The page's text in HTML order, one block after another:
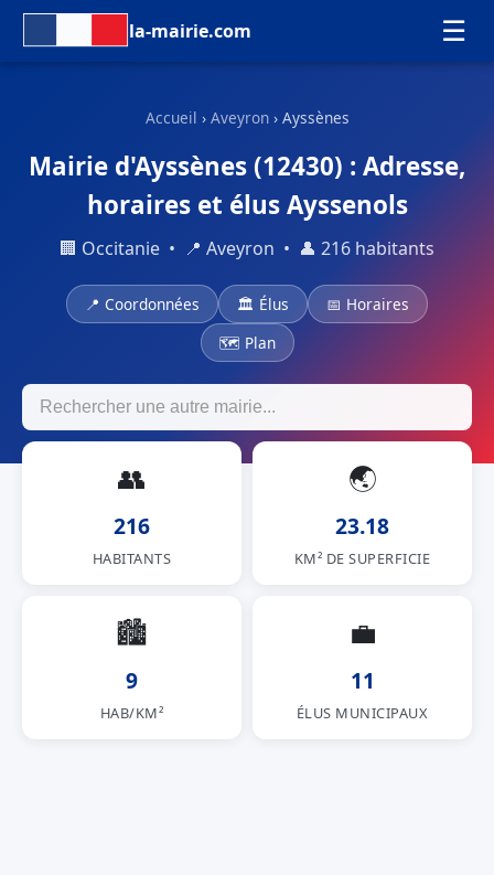
la-mairie.com ☰
Accueil › Aveyron› Ayssènes
Mairie d'Ayssènes (12430) : Adresse,
horaires et élus Ayssenols
🏢 Occitanie • 📍 Aveyron • 👤 216 habitants
📍 Coordonnées 🏛 Élus
📅 Horaires
🗺 Plan
👥
216
HABITANTS
🌏
23.18
KM² DE SUPERFICIE
🏙
9
HAB/KM²
💼
11
ÉLUS MUNICIPAUX